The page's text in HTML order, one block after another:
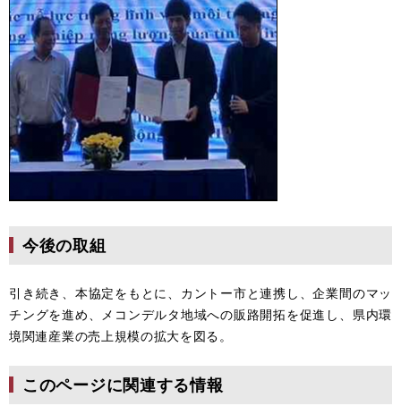
今後の取組
引き続き、本協定をもとに、カントー市と連携し、企業間のマッ
チングを進め、メコンデルタ地域への販路開拓を促進し、県内環
境関連産業の売上規模の拡大を図る。
このページに関連する情報